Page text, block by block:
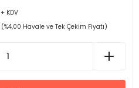
KDV
(%4,00 Havale ve Tek Çekim Fiyatı)